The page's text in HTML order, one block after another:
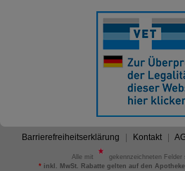
Barrierefreiheitserklärung Kontakt
Alle mit
gekennzeichneten Felder
*inkl. MwSt. Rabatte gelten auf den